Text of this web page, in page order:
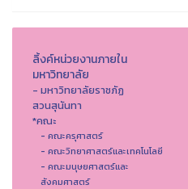
ลิ้งค์หน่วยงานภายใน
มหาวิทยาลัย
- มหาวิทยาลัยราชภัฏ
สวนสุนันทา
*คณะ
- คณะครุศาสตร์
- คณะวิทยาศาสตร์และเทคโนโลยี
- คณะมนุษยศาสตร์และ
สังคมศาสตร์